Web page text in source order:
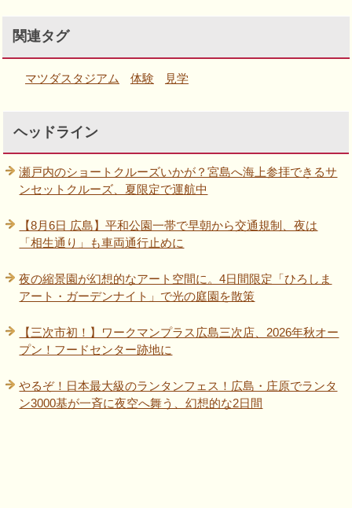
関連タグ
マツダスタジアム 体験 見学
ヘッドライン
瀬戸内のショートクルーズいかが？宮島へ海上参拝できるサ
ンセットクルーズ、夏限定で運航中
【8月6日 広島】平和公園一帯で早朝から交通規制、夜は
「相生通り」も車両通行止めに
夜の縮景園が幻想的なアート空間に。4日間限定「ひろしま
アート・ガーデンナイト」で光の庭園を散策
【三次市初！】ワークマンプラス広島三次店、2026年秋オー
プン！フードセンター跡地に
やるぞ！日本最大級のランタンフェス！広島・庄原でランタ
ン3000基が一斉に夜空へ舞う、幻想的な2日間